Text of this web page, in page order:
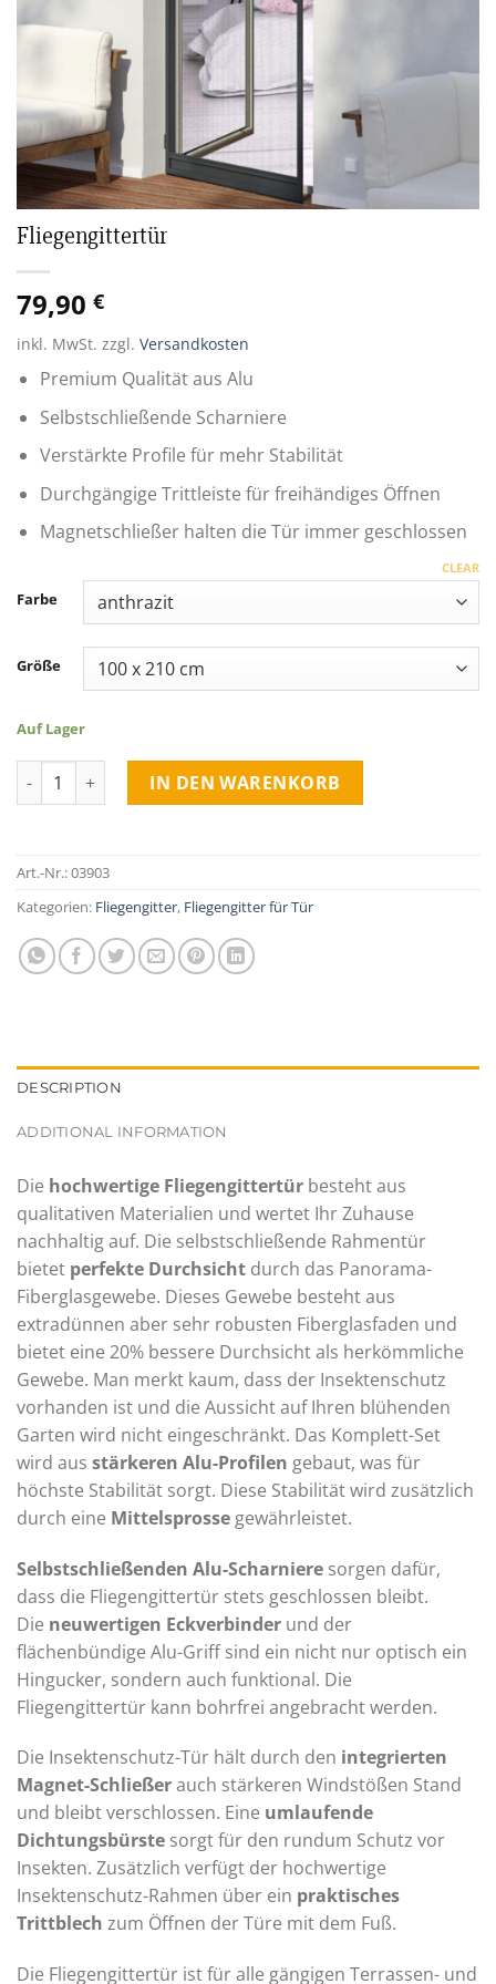
Fliegengittertür
79,90 €
inkl. MwSt. zzgl. Versandkosten
Premium Qualität aus Alu
Selbstschließende Scharniere
Verstärkte Profile für mehr Stabilität
Durchgängige Trittleiste für freihändiges Öffnen
Magnetschließer halten die Tür immer geschlossen
Farbe
Größe
CLEAR
Auf Lager
Fliegengittertür quantityIN DEN WARENKORB
Art.-Nr.:03903
Kategorien: Fliegengitter, Fliegengitter für Tür
DESCRIPTION
ADDITIONAL INFORMATION
Die hochwertige Fliegengittertür besteht aus
qualitativen Materialien und wertet Ihr Zuhause
nachhaltig auf. Die selbstschließende Rahmentür
bietet perfekte Durchsicht durch das Panorama-
Fiberglasgewebe. Dieses Gewebe besteht aus
extradünnen aber sehr robusten Fiberglasfaden und
bietet eine 20% bessere Durchsicht als herkömmliche
Gewebe. Man merkt kaum, dass der Insektenschutz
vorhanden ist und die Aussicht auf Ihren blühenden
Garten wird nicht eingeschränkt. Das Komplett-Set
wird aus stärkeren Alu-Profilen gebaut, was für
höchste Stabilität sorgt. Diese Stabilität wird zusätzlich
durch eine Mittelsprosse gewährleistet.
Selbstschließenden Alu-Scharniere sorgen dafür,
dass die Fliegengittertür stets geschlossen bleibt.
Die neuwertigen Eckverbinder und der
flächenbündige Alu-Griff sind ein nicht nur optisch ein
Hingucker, sondern auch funktional. Die
Fliegengittertür kann bohrfrei angebracht werden.
Die Insektenschutz-Tür hält durch den integrierten
Magnet-Schließerauch stärkeren Windstößen Stand
und bleibt verschlossen. Eine umlaufende
Dichtungsbürste sorgt für den rundum Schutz vor
Insekten. Zusätzlich verfügt der hochwertige
Insektenschutz-Rahmen über ein praktisches
Trittblech zum Öffnen der Türe mit dem Fuß.
Die Fliegengittertür ist für alle gängigen Terrassen- und